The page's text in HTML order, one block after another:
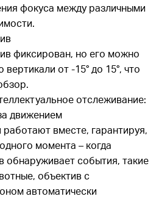
фокуса между различными
фиксирован, но его можно
от -15° до 15°, что
отслеживание:
движением
вместе, гарантируя,
момента – когда
обнаруживает события, такие
объектив с
автоматически